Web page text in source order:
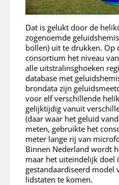
Dat is gelukt door de
zogenoemde
bollen) uit te drukken. Op
consortium het niveau
alle uitstralinsghoeken
database met
brondata zijn
voor elf verschillende
gelijktijdig vanuit
(daar waar het geluid
meten, gebruikte het
meter lange rij van
Binnen Nederland wordt
maar het uiteindelijk doel
gestandaardiseerd model
lidstaten te komen.